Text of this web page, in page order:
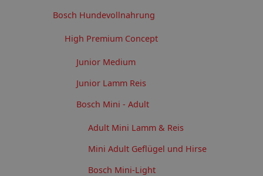
Bosch Hundevollnahrung
High Premium Concept
Junior Medium
Junior Lamm Reis
Bosch Mini - Adult
Adult Mini Lamm & Reis
Mini Adult Geflügel und Hirse
Bosch Mini-Light